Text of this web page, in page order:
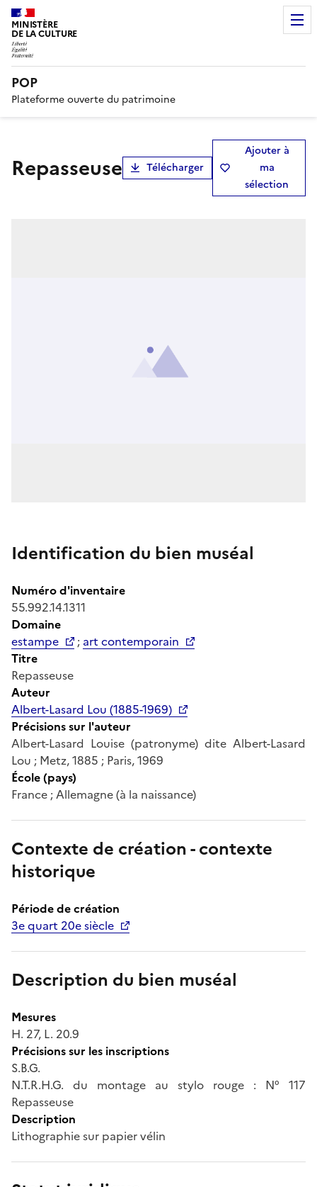
MINISTÈRE
DE LA CULTURE
POP
Plateforme ouverte du patrimoine
Repasseuse Télécharger
Ajouter à
ma
sélection
Identification du bien muséal
Numéro d'inventaire
55.992.14.1311
Domaine
estampe
; art contemporain
Titre
Repasseuse
Auteur
Albert-Lasard Lou (1885-1969)
Précisions sur l'auteur
Albert-Lasard Louise (patronyme) dite Albert-Lasard
Lou ; Metz, 1885 ; Paris, 1969
École (pays)
France ; Allemagne (à la naissance)
Contexte de création - contexte
historique
Période de création
3e quart 20e siècle
Description du bien muséal
Mesures
H. 27, L. 20.9
Précisions sur les inscriptions
S.B.G.
N.T.R.H.G. du montage au stylo rouge : N° 117
Repasseuse
Description
Lithographie sur papier vélin